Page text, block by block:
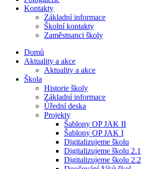
Kontakty
Základní informace
Školní kontakty
Zaměstnanci školy
Domů
Aktuality a akce
Aktuality a akce
Škola
Historie školy
Základní informace
Úřední deska
Projekty
Šablony OP JAK II
Šablony OP JAK I
Digitalizujeme školu
Digitalizujeme školu 2.1
Digitalizujeme školu 2.2